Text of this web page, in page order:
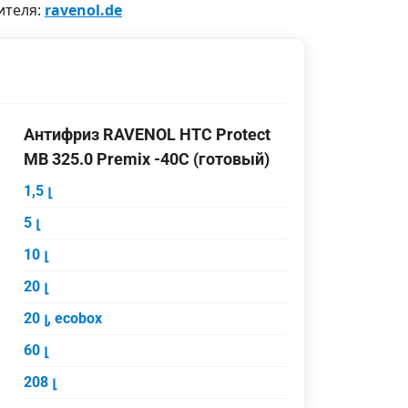
ravenol.de
Антифриз RAVENOL HTC Protect
MB 325.0 Premix -40C (готовый)
1,5 լ
5 լ
10 լ
20 լ
20 լ, ecobox
60 լ
208 լ